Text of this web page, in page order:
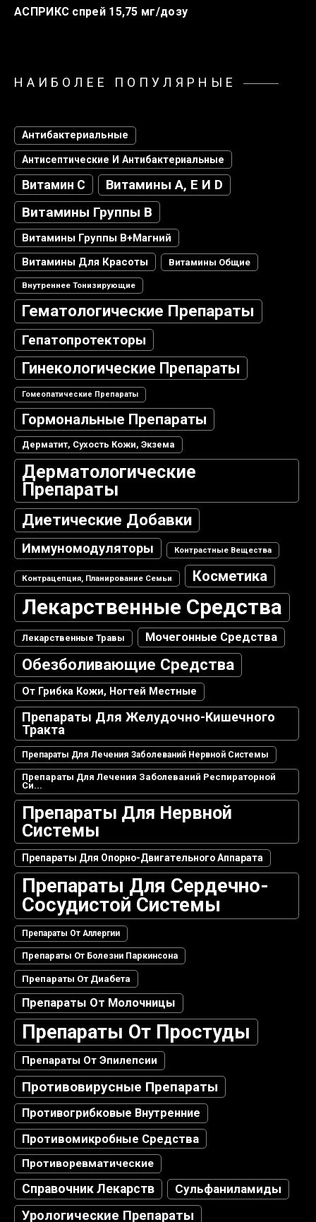
АСПРИКС спрей 15,75 мг/дозу
НАИБОЛЕЕ ПОПУЛЯРНЫЕ
Антибактериальные
Антисептические И Антибактериальные
Витамин С Витамины А, Е И D
Витамины Группы В
Витамины Группы В+магний
Витамины Для Красоты
Витамины Общие
Внутреннее Тонизирующие
Гематологические Препараты
Гепатопротекторы
Гинекологические Препараты
Гомеопатические Препараты
Гормональные Препараты
Дерматит, Сухость Кожи, Экзема
Дерматологические
Препараты
Диетические Добавки
Иммуномодуляторы Контрастные Вещества
Контрацепция, Планирование Семьи Косметика
Лекарственные Средства
Лекарственные Травы Мочегонные Средства
Обезболивающие Средства
От Грибка Кожи, Ногтей Местные
Препараты Для Желудочно-Кишечного
Тракта
Препараты Для Лечения Заболеваний Нервной Системы
Препараты Для Лечения Заболеваний Респираторной
Си...
Препараты Для Нервной
Системы
Препараты Для Опорно-Двигательного Аппарата
Препараты Для Сердечно-
Сосудистой Системы
Препараты От Аллергии
Препараты От Болезни Паркинсона
Препараты От Диабета
Препараты От Молочницы
Препараты От Простуды
Препараты От Эпилепсии
Противовирусные Препараты
Противогрибковые Внутренние
Противомикробные Средства
Противоревматические
Справочник Лекарств Сульфаниламиды
Урологические Препараты